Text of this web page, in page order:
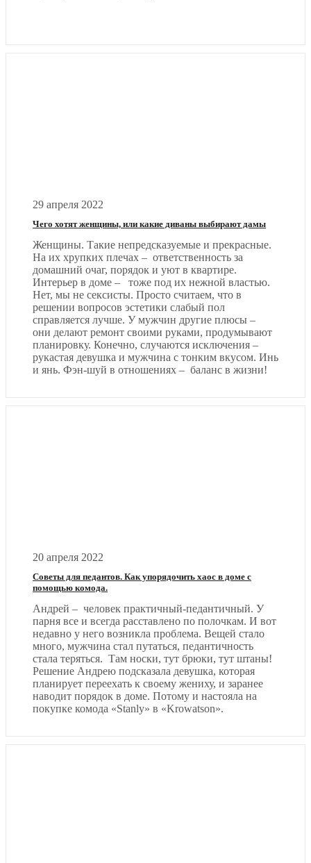
29 апреля 2022
Чего хотят женщины, или какие диваны выбирают дамы
Женщины. Такие непредсказуемые и прекрасные.
На их хрупких плечах – ответственность за
домашний очаг, порядок и уют в квартире.
Интерьер в доме – тоже под их нежной властью.
Нет, мы не сексисты. Просто считаем, что в
решении вопросов эстетики слабый пол
справляется лучше. У мужчин другие плюсы –
они делают ремонт своими руками, продумывают
планировку. Конечно, случаются исключения –
рукастая девушка и мужчина с тонким вкусом. Инь
и янь. Фэн-шуй в отношениях – баланс в жизни!
20 апреля 2022
Советы для педантов. Как упорядочить хаос в доме с
помощью комода.
Андрей – человек практичный-педантичный. У
парня все и всегда расставлено по полочкам. И вот
недавно у него возникла проблема. Вещей стало
много, мужчина стал путаться, педантичность
стала теряться. Там носки, тут брюки, тут штаны!
Решение Андрею подсказала девушка, которая
планирует переехать к своему жениху, и заранее
наводит порядок в доме. Потому и настояла на
покупке комода «Stanly» в «Krowatson».